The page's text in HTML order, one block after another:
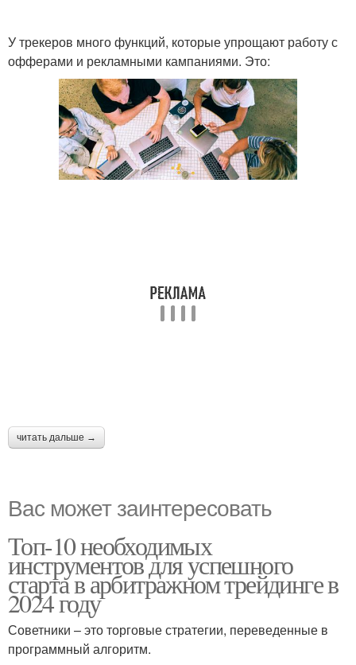
У трекеров много функций, которые упрощают работу с
офферами и рекламными кампаниями. Это:
читать дальше →
Вас может заинтересовать
Топ-10 необходимых
инструментов для успешного
старта в арбитражном трейдинге в
2024 году
Советники – это торговые стратегии, переведенные в
программный алгоритм.